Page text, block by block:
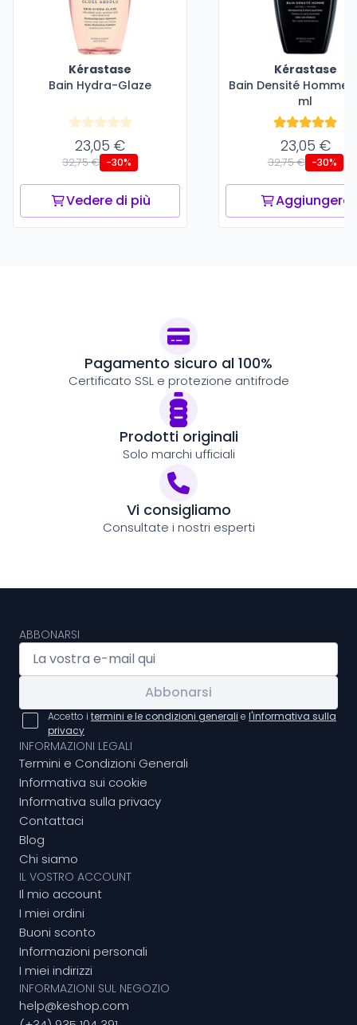
Kérastase
Bain Hydra-Glaze
23,05 €
32,75 € -30%
Vedere di più
Kérastase
Bain Densité Homme
ml
23,05 €
32,75 € -30%
Aggiungere
Pagamento sicuro al 100%
Certificato SSL e protezione antifrode
Prodotti originali
Solo marchi ufficiali
Vi consigliamo
Consultate i nostri esperti
ABBONARSI
Abbonarsi
Accetto i termini e le condizioni generali e l'informativa sulla
privacy
INFORMAZIONI LEGALI
Termini e Condizioni Generali
Informativa sui cookie
Informativa sulla privacy
Contattaci
Blog
Chi siamo
IL VOSTRO ACCOUNT
Il mio account
I miei ordini
Buoni sconto
Informazioni personali
I miei indirizzi
INFORMAZIONI SUL NEGOZIO
help@keshop.com